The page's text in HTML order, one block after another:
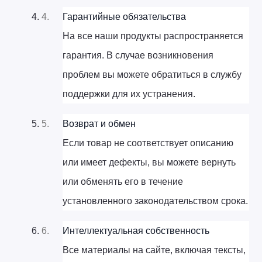
Гарантийные обязательства
На все наши продукты распространяется
гарантия. В случае возникновения
проблем вы можете обратиться в службу
поддержки для их устранения.
Возврат и обмен
Если товар не соответствует описанию
или имеет дефекты, вы можете вернуть
или обменять его в течение
установленного законодательством срока.
Интеллектуальная собственность
Все материалы на сайте, включая тексты,